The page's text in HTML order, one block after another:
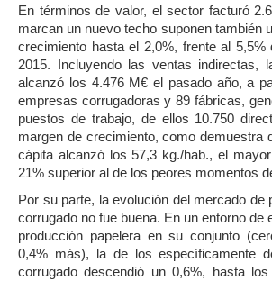
En términos de valor, el sector facturó
marcan un nuevo techo suponen también
crecimiento hasta el 2,0%, frente al
2015. Incluyendo las ventas indirectas,
alcanzó los 4.476 M€ el pasado año, a
empresas corrugadoras y 89 fábricas,
puestos de trabajo, de ellos 10.750
margen de crecimiento, como demuestra
cápita alcanzó los 57,3 kg./hab., el
21% superior al de los peores momentos
Por su parte, la evolución del mercado de
corrugado no fue buena. En un entorno de
producción papelera en su conjunto
0,4% más), la de los específicamente
corrugado descendió un 0,6%, hasta